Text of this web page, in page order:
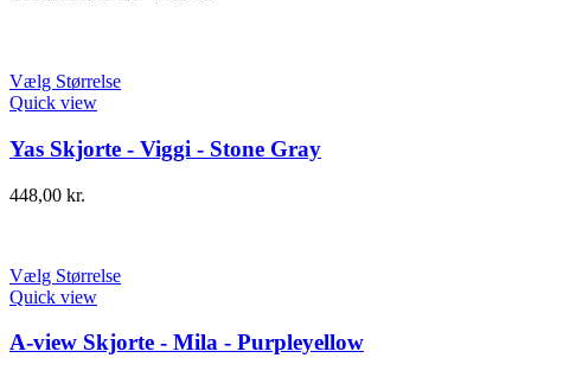
Vælg Størrelse
Quick view
Yas Skjorte - Viggi - Stone Gray
448,00 kr.
Vælg Størrelse
Quick view
A-view Skjorte - Mila - Purpleyellow